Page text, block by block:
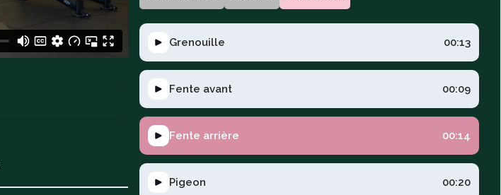
Grenouille 00:13
Fente avant 00:09
Fente arrière 00:14
Pigeon 00:20